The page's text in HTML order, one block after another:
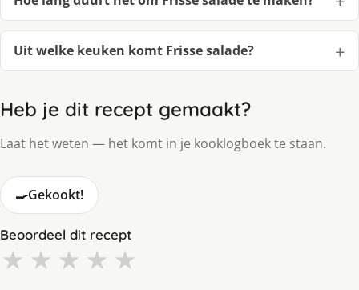
Uit welke keuken komt Frisse salade?
Heb je dit recept gemaakt?
Laat het weten — het komt in je kooklogboek te staan.
🍳Gekookt!
Beoordeel dit recept
★ ★ ★ ★ ★